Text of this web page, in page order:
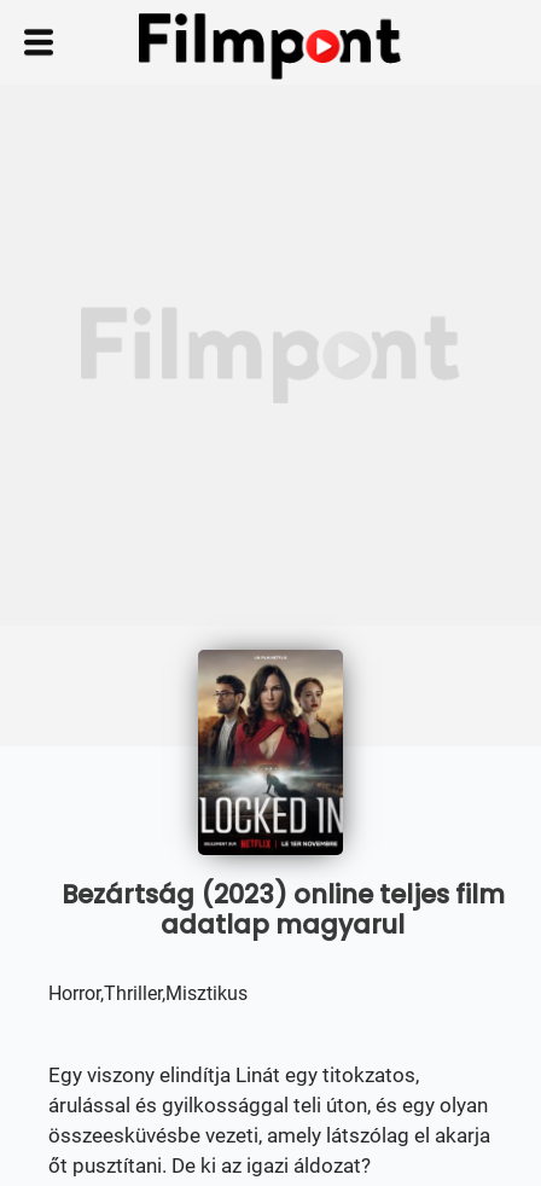
Bezártság (2023) online teljes film
adatlap magyarul
Horror,Thriller,Misztikus
Egy viszony elindítja Linát egy titokzatos,
árulással és gyilkossággal teli úton, és egy olyan
összeesküvésbe vezeti, amely látszólag el akarja
őt pusztítani. De ki az igazi áldozat?